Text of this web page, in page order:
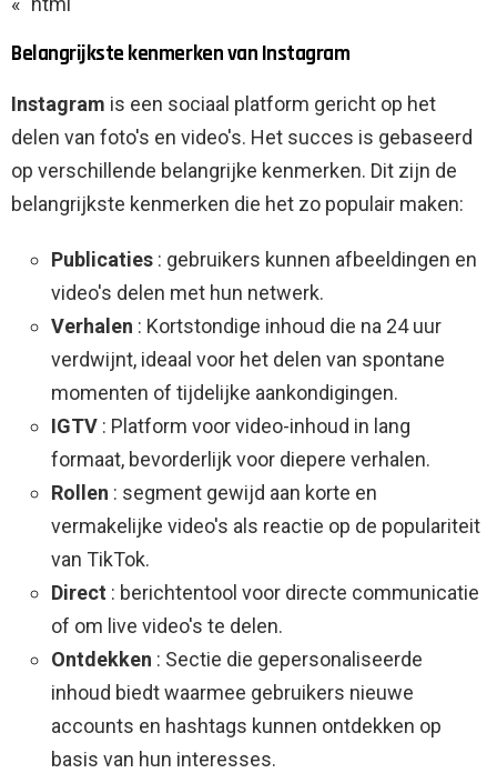
Belangrijkste kenmerken van Instagram
Instagram is een sociaal platform gericht op het
delen van foto's en video's. Het succes is gebaseerd
op verschillende belangrijke kenmerken. Dit zijn de
belangrijkste kenmerken die het zo populair maken:
Publicaties : gebruikers kunnen afbeeldingen en
video's delen met hun netwerk.
Verhalen : Kortstondige inhoud die na 24 uur
verdwijnt, ideaal voor het delen van spontane
momenten of tijdelijke aankondigingen.
IGTV : Platform voor video-inhoud in lang
formaat, bevorderlijk voor diepere verhalen.
Rollen : segment gewijd aan korte en
vermakelijke video's als reactie op de populariteit
van TikTok.
Direct : berichtentool voor directe communicatie
of om live video's te delen.
Ontdekken : Sectie die gepersonaliseerde
inhoud biedt waarmee gebruikers nieuwe
accounts en hashtags kunnen ontdekken op
basis van hun interesses.